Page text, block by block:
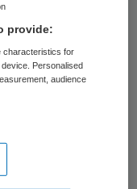
in het
komt
over
vervolgens
van vijf,
kunnen
provide:
characteristics for
Personalised
audience